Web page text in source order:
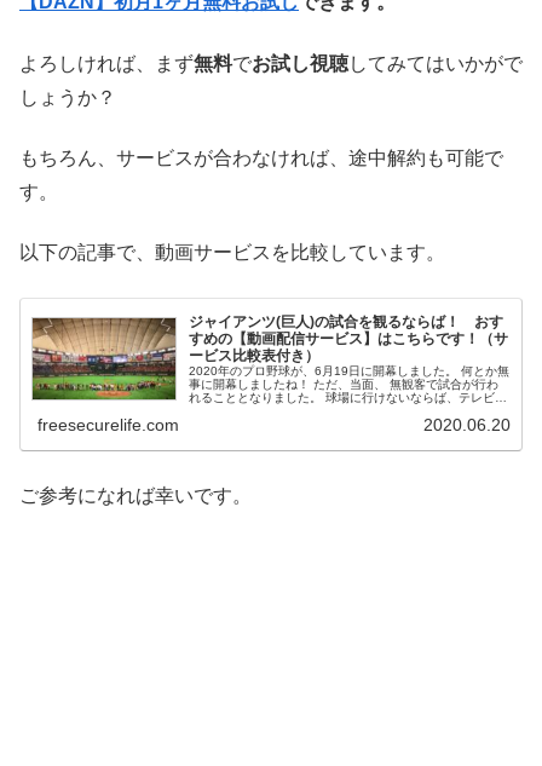
よろしければ、まず無料でお試し視聴してみてはいかがで
しょうか？
もちろん、サービスが合わなければ、途中解約も可能で
す。
以下の記事で、動画サービスを比較しています。
ジャイアンツ(巨人)の試合を観るならば！ おす
すめの【動画配信サービス】はこちらです！（サ
ービス比較表付き）
2020年のプロ野球が、6月19日に開幕しました。 何とか無
事に開幕しましたね！ ただ、当面、 無観客で試合が行わ
れることとなりました。 球場に行けないならば、テレビで
freesecurelife.com 2020.06.20
ご参考になれば幸いです。